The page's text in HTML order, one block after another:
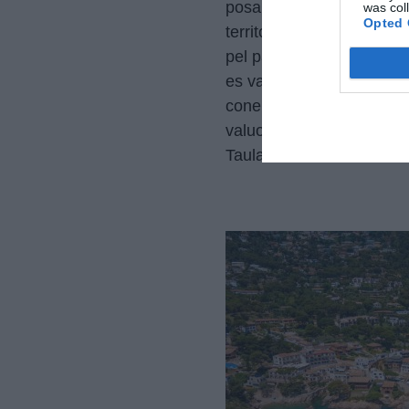
was
Opted
posar en relleu la gran
territori, tant per la seva
pel paper que juguen en
es va destacar la tasca
coneix millor que ningú
valuosa en els
Taula Gironina de